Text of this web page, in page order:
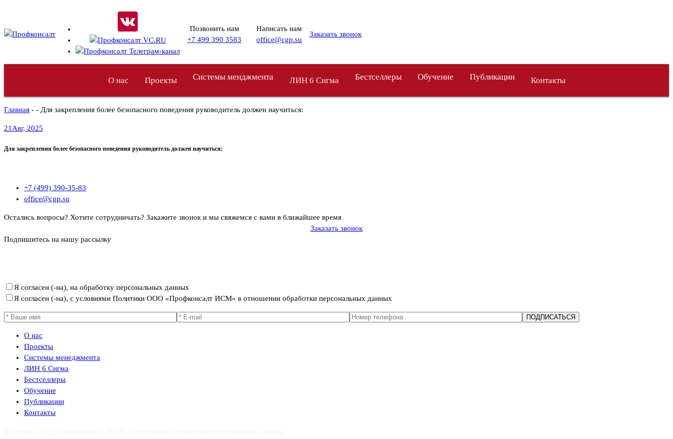
содержимому
Позвонить нам
+7 499 390 3583
Написать нам
office@cgp.su
Заказать звонок
О нас Проекты Системы менджмента ЛИН 6 Сигма Бестселлеры Обучение Публикации Контакты
Главная - - Для закрепления более безопасного поведения руководитель должен научиться:
21 Авг, 2025
Для закрепления более безопасного поведения руководитель должен научиться:
+7 (499) 390-35-83
office@cgp.su
Остались вопросы? Хотите сотрудничать? Закажите звонок и мы свяжемся с вами в ближайшее время
Заказать звонок
Подпишитесь на нашу рассылку
Я согласен (-на), на обработку персональных данных
Я согласен (-на), с условиями Политики ООО «Профконсалт ИСМ» в отношении обработки персональных данных
О нас
Проекты
Системы менеджмента
ЛИН 6 Сигма
Бестселлеры
Обучение
Публикации
Контакты